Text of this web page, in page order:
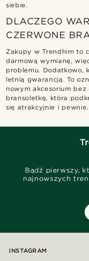
siebie.
DLACZEGO
CZERWONE
Zakupy w Trendhim to
darmową wymianę,
problemu. Dodatkowo,
letnią gwarancją. To
nowym akcesorium
bransoletkę, która
się atrakcyjnie i pewnie.
Bądź pierwszy,
najnowszych
INSTAGRAM